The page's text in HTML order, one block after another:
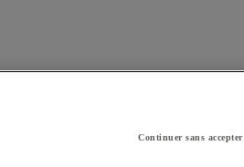
Continuer sans accepter